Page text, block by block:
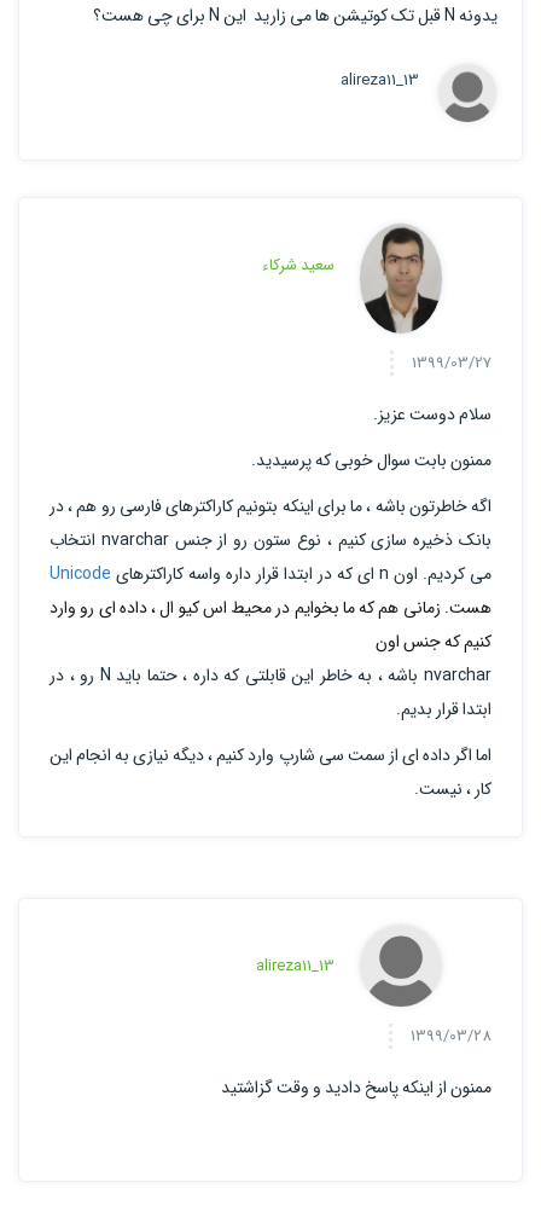
یدونه N قبل تک کوتیشن ها می زارید این N برای چی هست؟
alireza11_13
سعید شرکاء
1399/03/27
سلام دوست عزیز.
ممنون بابت سوال خوبی که پرسیدید.
اگه خاطرتون باشه ، ما برای اینکه بتونیم کاراکترهای فارسی رو هم ، در
بانک ذخیره سازی کنیم ، نوع ستون رو از جنس nvarchar انتخاب
می کردیم. اون n ای که در ابتدا قرار داره واسه کاراکترهای
Unicode
هست. زمانی هم که ما بخوایم در محیط اس کیو ال ، داده ای رو وارد
کنیم که جنس اون
nvarchar باشه ، به خاطر این قابلتی که داره ، حتما باید N رو ، در
ابتدا قرار بدیم.
اما اگر داده ای از سمت سی شارپ وارد کنیم ، دیگه نیازی به انجام این
کار ، نیست.
alireza11_13
1399/03/28
ممنون از اینکه پاسخ دادید و وقت گزاشتید